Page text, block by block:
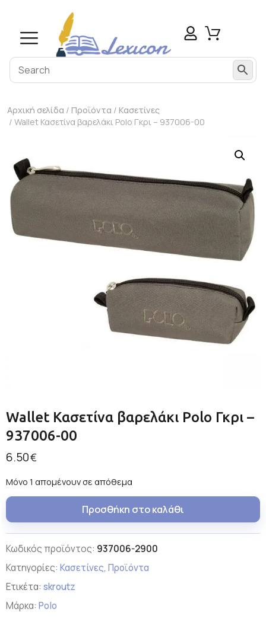
Αρχική σελίδα / Προϊόντα / Κασετίνες
/ Wallet Κασετίνα βαρελάκι Polo Γκρι – 937006-00
Wallet Κασετίνα βαρελάκι Polo Γκρι –
937006-00
6.50€
Μόνο 1 απομένουν σε απόθεμα
Προσθήκη στο καλάθι
Κωδικός προϊόντος: 937006-2900
Κατηγορίες: Κασετίνες, Προϊόντα
Ετικέτα: skroutz
Μάρκα: Polo